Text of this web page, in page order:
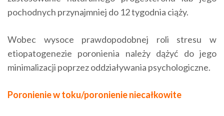
pochodnych przynajmniej do 12 tygodnia ciąży.
Wobec wysoce prawdopodobnej roli stresu w
etiopatogenezie poronienia należy dążyć do jego
minimalizacji poprzez oddziaływania psychologiczne.
Poronienie w toku/poronienie niecałkowite